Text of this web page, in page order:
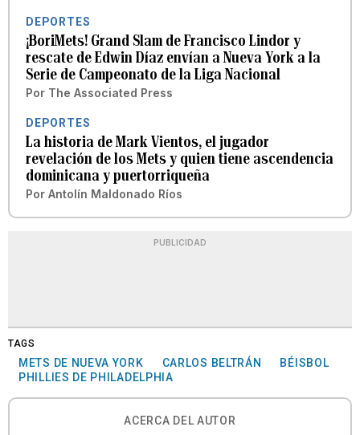
DEPORTES
¡BoriMets! Grand Slam de Francisco Lindor y
rescate de Edwin Díaz envían a Nueva York a la
Serie de Campeonato de la Liga Nacional
Por The Associated Press
DEPORTES
La historia de Mark Vientos, el jugador
revelación de los Mets y quien tiene ascendencia
dominicana y puertorriqueña
Por Antolín Maldonado Ríos
PUBLICIDAD
TAGS
METS DE NUEVA YORK CARLOS BELTRÁN
BÉISBOL
PHILLIES DE PHILADELPHIA
ACERCA DEL AUTOR